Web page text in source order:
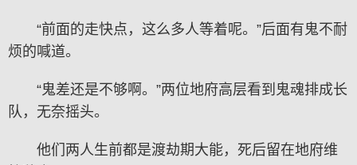
“前面的走快点，这么多人等着呢。”后面有鬼不耐
烦的喊道。
“鬼差还是不够啊。”两位地府高层看到鬼魂排成长
队，无奈摇头。
他们两人生前都是渡劫期大能，死后留在地府维